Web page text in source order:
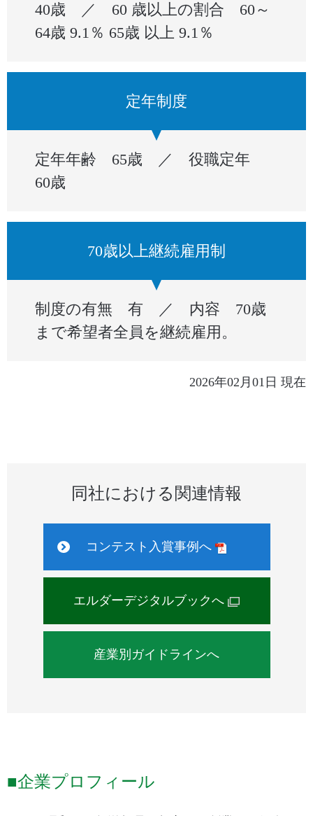
40歳 ／ 60 歳以上の割合 60～
64歳 9.1％ 65歳 以上 9.1％
定年制度
定年年齢 65歳 ／ 役職定年
60歳
70歳以上継続雇用制
制度の有無 有 ／ 内容 70歳
まで希望者全員を継続雇用。
2026年02月01日 現在
同社における関連情報
コンテスト入賞事例へ
エルダーデジタルブックへ
産業別ガイドラインへ
■企業プロフィール